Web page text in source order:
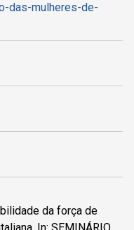
das-mulheres-de-
da força de